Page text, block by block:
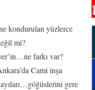
kondurulan yüzlerce
mi?
farkı var?
Cami inşa
gere